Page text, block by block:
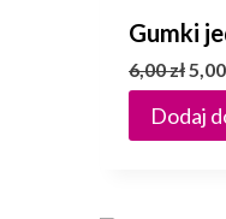
Gumki
6,00zł
cena
5,00
Dodaj